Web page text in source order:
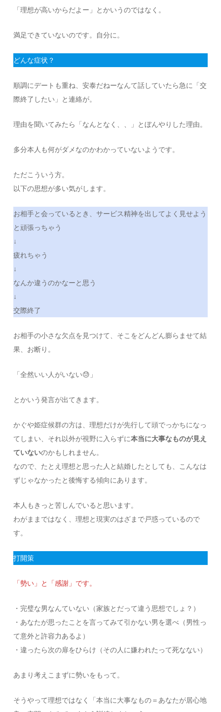
「理想が高いからだよー」とかいうのではなく。
満足できていないのです。自分に。
どんな症状？
順調にデートも重ね、安泰だねーなんて話していたら急に「交
際終了したい」と連絡が。
理由を聞いてみたら「なんとなく、、」とぼんやりした理由。
多分本人も何がダメなのかわかっていないようです。
ただこういう方。
以下の思想が多い気がします。
お相手と会っているとき、サービス精神を出してよく見せよう
と頑張っちゃう
↓
疲れちゃう
↓
なんか違うのかなーと思う
↓
交際終了
お相手の小さな欠点を見つけて、そこをどんどん膨らませて結
果、お断り。
「全然いい人がいない😓」
とかいう発言が出てきます。
かぐや姫症候群の方は、理想だけが先行して頭でっかちになっ
てしまい、それ以外が視野に入らずに本当に大事なものが見え
ていないのかもしれません。
なので、たとえ理想と思った人と結婚したとしても、こんなは
ずじゃなかったと後悔する傾向にあります。
本人もきっと苦しんでいると思います。
わがままではなく、理想と現実のはざまで戸惑っているので
す。
打開策
「勢い」と「感謝」です。
・完璧な男なんていない（家族とだって違う思想でしょ？）
・あなたが思ったことを言ってみて引かない男を選べ（男性っ
て意外と許容力あるよ）
・違ったら次の扉をひらけ（その人に嫌われたって死なない）
あまり考えこまずに勢いをもって。
そうやって理想ではなく「本当に大事なもの＝あなたが居心地